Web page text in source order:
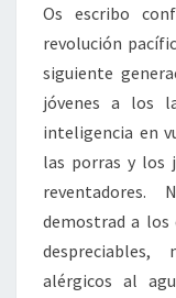
Os escribo
revolución
siguiente
jóvenes a los
inteligencia en
las porras y los
reventadores.
demostrad a los
alérgicos al